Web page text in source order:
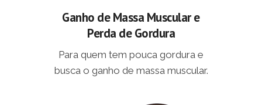
Ganho de Massa Muscular e
Perda de Gordura
Para quem tem pouca gordura e
busca o ganho de massa muscular.